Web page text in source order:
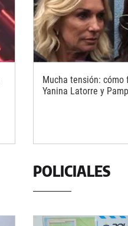
Mucha tensión: cómo
Yanina Latorre y
POLICIALES